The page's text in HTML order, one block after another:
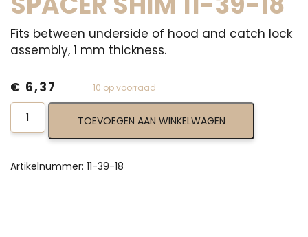
Fits between underside of hood and catch lock
assembly, 1 mm thickness.
10 op voorraad
€ 6,37
Spacer
Shim
11-
18
TOEVOEGEN AAN WINKELWAGEN
Artikelnummer: 11-39-18